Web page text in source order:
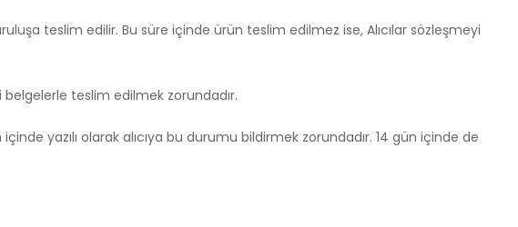
teslim edilir. Bu süre içinde ürün teslim edilmez ise, Alıcılar sözleşmeyi
teslim edilmek zorundadır.
yazılı olarak alıcıya bu durumu bildirmek zorundadır. 14 gün içinde de